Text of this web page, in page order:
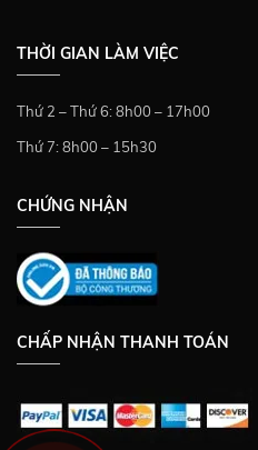
THỜI GIAN LÀM VIỆC
Thứ 2 – Thứ 6: 8h00 – 17h00
Thứ 7: 8h00 – 15h30
CHỨNG NHẬN
CHẤP NHẬN THANH TOÁN